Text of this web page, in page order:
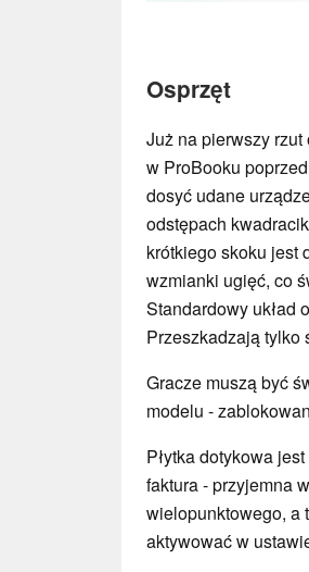
Osprzęt
Już na pierwszy
w ProBooku
dosyć udane
odstępach
krótkiego skoku jest
wzmianki ugięć, co
Standardowy układ
Przeszkadzają tylko
Gracze muszą być
modelu -
Płytka dotykowa
faktura - przyjemna
wielopunktowego, a
aktywować w